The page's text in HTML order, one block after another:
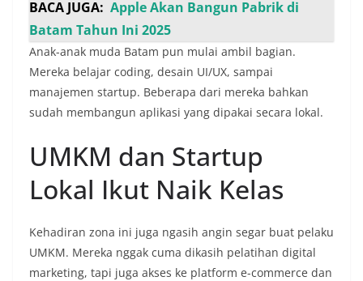
BACA JUGA: Apple Akan Bangun Pabrik di
Batam Tahun Ini 2025
Anak-anak muda Batam pun mulai ambil bagian.
Mereka belajar coding, desain UI/UX, sampai
manajemen startup. Beberapa dari mereka bahkan
sudah membangun aplikasi yang dipakai secara lokal.
UMKM dan Startup
Lokal Ikut Naik Kelas
Kehadiran zona ini juga ngasih angin segar buat pelaku
UMKM. Mereka nggak cuma dikasih pelatihan digital
marketing, tapi juga akses ke platform e-commerce dan